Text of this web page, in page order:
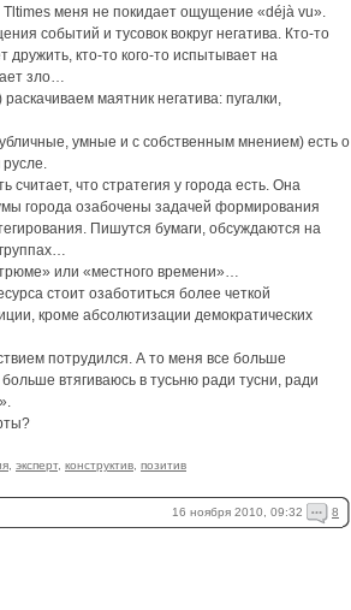
меня не покидает ощущение «déjà vu».
событий и тусовок вокруг негатива. Кто-то
дружить, кто-то кого-то испытывает на
зло…
маятник негатива: пугалки,
умные и с собственным мнением) есть о
считает, что стратегия у города есть. Она
города озабочены задачей формирования
Пишутся бумаги, обсуждаются на
или «местного времени»…
стоит озаботиться более четкой
кроме абсолютизации демократических
потрудился. А то меня все больше
втягиваюсь в тусьню ради тусни, ради
эксперт, конструктив позитив
16 ноября 2010, 09:32 8